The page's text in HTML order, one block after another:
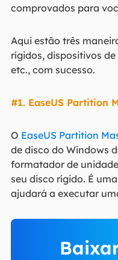
comprovados para
Aqui estão três
rígidos, dispositivos
etc., com sucesso.
#1. EaseUS Partition
O EaseUS Partition
de disco do Windows
formatador de
seu disco rígido. É
ajudará a executar